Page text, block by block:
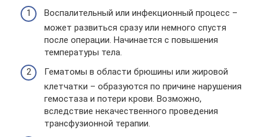
Воспалительный или инфекционный процесс –
может развиться сразу или немного спустя
после операции. Начинается с повышения
температуры тела.
Гематомы в области брюшины или жировой
клетчатки – образуются по причине нарушения
гемостаза и потери крови. Возможно,
вследствие некачественного проведения
трансфузионной терапии.